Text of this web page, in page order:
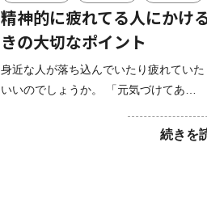
精神的に疲れてる人にかけ
きの大切なポイント
身近な人が落ち込んでいたり疲れてい
いいのでしょうか。 「元気づけてあ…
続きを